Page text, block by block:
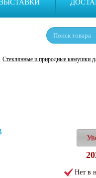
Стеклянные и природные камушки
Нет в